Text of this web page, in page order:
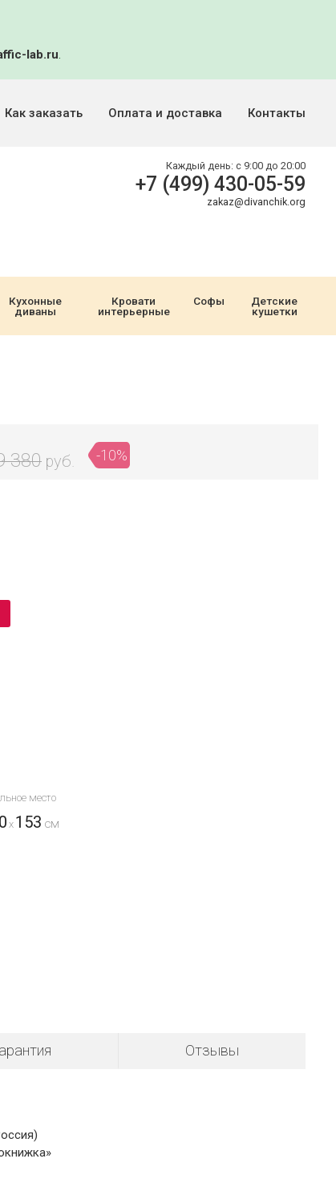
lab.ru.
Как заказать Оплата и доставка Контакты
Каждый день: с 9:00 до 20:00
+7 (499) 430-05-59
zakaz@divanchik.org
Кухонные
диваны
Кровати
интерьерные
Софы
Детские
кушетки
380 руб. -10%
место
x 153
Отзывы